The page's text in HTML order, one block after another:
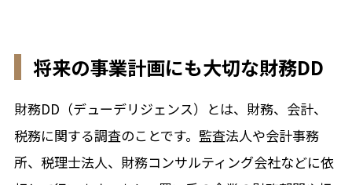
将来の事業計画にも大切な財務DD
財務DD（デューデリジェンス）とは、財務、会計、
税務に関する調査のことです。監査法人や会計事務
所、税理士法人、財務コンサルティング会社などに依